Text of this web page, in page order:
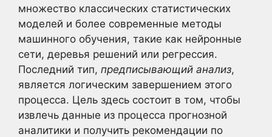
множество классических статистических
моделей и более современные методы
машинного обучения, такие как нейронные
сети, деревья решений или регрессия.
Последний тип, предписывающий анализ,
является логическим завершением этого
процесса. Цель здесь состоит в том, чтобы
извлечь данные из процесса прогнозной
аналитики и получить рекомендации по